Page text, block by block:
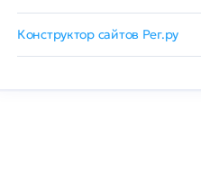
Конструктор сайтов Рег.ру